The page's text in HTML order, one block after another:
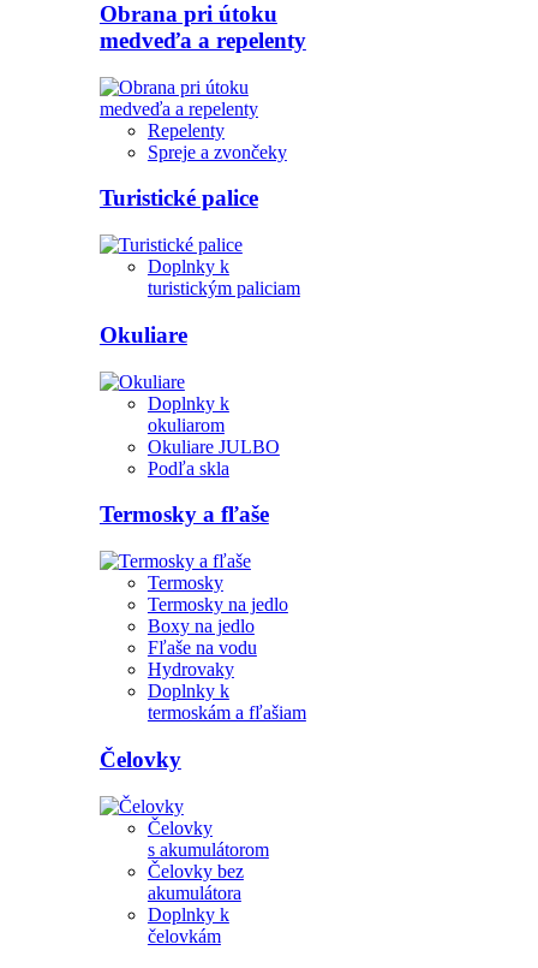
Obrana pri útoku
medveďa a repelenty
Repelenty
Spreje a zvončeky
Turistické palice
Doplnky k
turistickým paliciam
Okuliare
Doplnky k
okuliarom
Okuliare JULBO
Podľa skla
Termosky a fľaše
Termosky
Termosky na jedlo
Boxy na jedlo
Fľaše na vodu
Hydrovaky
Doplnky k
termoskám a fľašiam
Čelovky
Čelovky
s akumulátorom
Čelovky bez
akumulátora
Doplnky k
čelovkám